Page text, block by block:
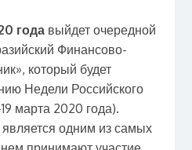
годавыйдет очередной
Финансово-
который будет
Недели Российского
марта 2020 года).
одним из самых